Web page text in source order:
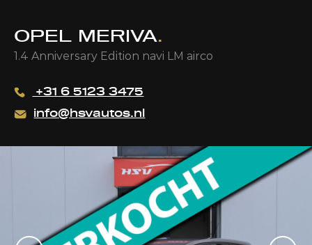
+31 6 5123 3475
info@hsvautos.nl
OPEL MERIVA.
1.4 Anniversary Edition navi LM airco